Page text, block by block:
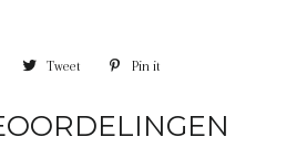
Share
Facebook
Tweet Tweet
Twitter
Pin it
Pinterest